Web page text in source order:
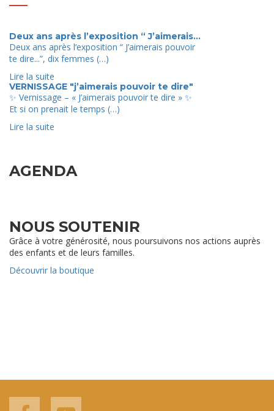
Deux ans après l’exposition “ J’aimerais...
Deux ans après l’exposition “ J’aimerais pouvoir
te dire...”, dix femmes (…)
Lire la suite
VERNISSAGE "j’aimerais pouvoir te dire"
✨ Vernissage – « J’aimerais pouvoir te dire » ✨
Et si on prenait le temps (…)
Lire la suite
AGENDA
NOUS SOUTENIR
Grâce à votre générosité, nous poursuivons nos actions auprès
des enfants et de leurs familles.
Découvrir la boutique